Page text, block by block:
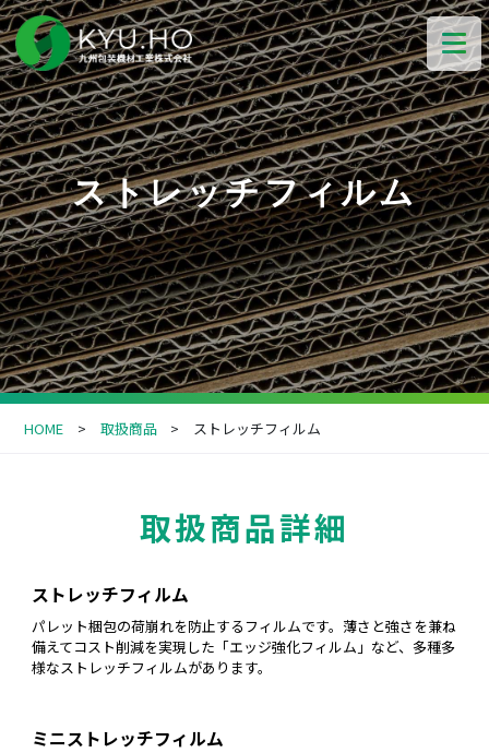
ストレッチフィルム
HOME 取扱商品 ストレッチフィルム
取扱商品詳細
ストレッチフィルム
パレット梱包の荷崩れを防止するフィルムです。薄さと強さを兼ね
備えてコスト削減を実現した「エッジ強化フィルム」など、多種多
様なストレッチフィルムがあります。
ミニストレッチフィルム